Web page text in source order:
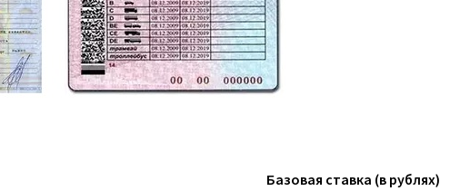
Базовая ставка (в рублях)